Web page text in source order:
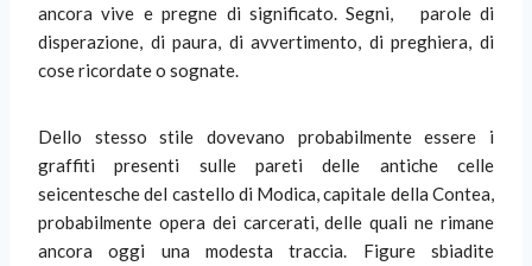
ancora vive e pregne di significato. Segni, parole di
disperazione, di paura, di avvertimento, di preghiera, di
cose ricordate o sognate.
Dello stesso stile dovevano probabilmente essere i
graffiti presenti sulle pareti delle antiche celle
seicentesche del castello di Modica, capitale della Contea,
probabilmente opera dei carcerati, delle quali ne rimane
ancora oggi una modesta traccia. Figure sbiadite